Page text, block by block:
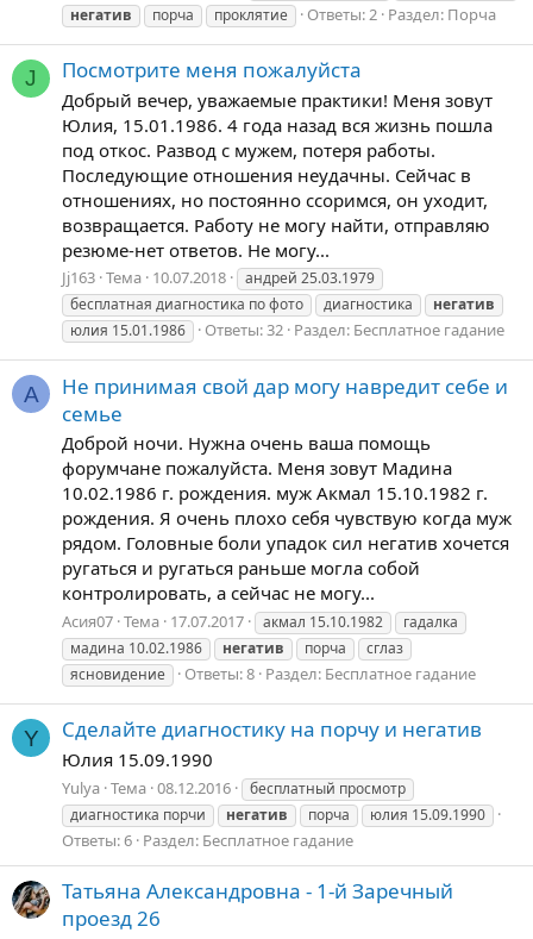
негатив
порча проклятие Ответы: 2 Раздел: Порча
J Посмотрите меня пожалуйста
Добрый вечер, уважаемые практики! Меня зовут
Юлия, 15.01.1986. 4 года назад вся жизнь пошла
под откос. Развод с мужем, потеря работы.
Последующие отношения неудачны. Сейчас в
отношениях, но постоянно ссоримся, он уходит,
возвращается. Работу не могу найти, отправляю
резюме-нет ответов. Не могу...
Jj163 Тема 10.07.2018
андрей 25.03.1979
бесплатная диагностика по фото
диагностика
негатив
юлия 15.01.1986
Ответы: 32 Раздел: Бесплатное гадание
А
Не принимая свой дар могу навредит себе и
семье
Доброй ночи. Нужна очень ваша помощь
форумчане пожалуйста. Меня зовут Мадина
10.02.1986 г. рождения. муж Акмал 15.10.1982 г.
рождения. Я очень плохо себя чувствую когда муж
рядом. Головные боли упадок сил негатив хочется
ругаться и ругаться раньше могла собой
контролировать, а сейчас не могу...
Асия07 Тема 17.07.2017 акмал 15.10.1982
гадалка
мадина 10.02.1986
негатив порча
сглаз
ясновидение
Ответы: 8 Раздел: Бесплатное гадание
Y Сделайте диагностику на порчу и негатив
Юлия 15.09.1990
Yulya Тема 08.12.2016
бесплатный просмотр
диагностика порчи
негатив порча юлия 15.09.1990
Ответы: 6 Раздел: Бесплатное гадание
Татьяна Александровна - 1-й Заречный
проезд 26